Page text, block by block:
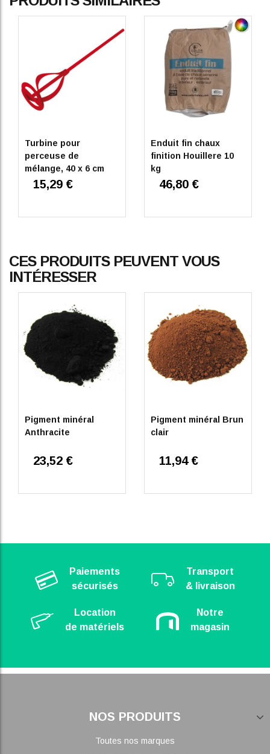
Turbine pour
perceuse de
mélange, 40 x 6 cm
15,29 €
Enduit fin chaux
finition Houillere 10
kg
46,80 €
CES PRODUITS PEUVENT VOUS
INTÉRESSER
Pigment minéral
Anthracite
23,52 €
Pigment minéral Brun
clair
11,94 €
Paiements
sécurisés
Transport
& livraison
Location
de matériels
Notre
magasin
NOS PRODUITS
Toutes nos marques